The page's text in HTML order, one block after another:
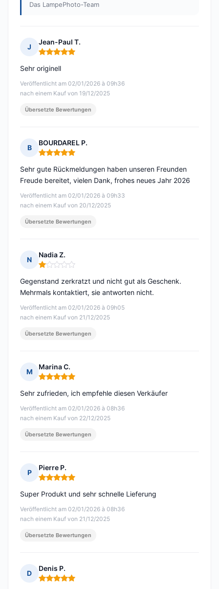
Das LampePhoto-Team
J
Jean-Paul T.
Hinweis: 5 von 5
Veröffentlicht am 02/01/2026 à 09h36
nach einem Kauf von 19/12/2025
Sehr originell
Übersetzte Bewertungen
B
BOURDAREL P.
Hinweis: 5 von 5
Veröffentlicht am 02/01/2026 à 09h33
nach einem Kauf von 20/12/2025
Sehr gute Rückmeldungen haben unseren Freunden
Freude bereitet, vielen Dank, frohes neues Jahr 2026
Übersetzte Bewertungen
N
Nadia Z.
Hinweis: 1 von 5
Veröffentlicht am 02/01/2026 à 09h05
nach einem Kauf von 21/12/2025
Gegenstand zerkratzt und nicht gut als Geschenk.
Mehrmals kontaktiert, sie antworten nicht.
Übersetzte Bewertungen
M
Marina C.
Hinweis: 5 von 5
Veröffentlicht am 02/01/2026 à 08h36
nach einem Kauf von 22/12/2025
Sehr zufrieden, ich empfehle diesen Verkäufer
Übersetzte Bewertungen
P
Pierre P.
Hinweis: 5 von 5
Veröffentlicht am 02/01/2026 à 08h36
nach einem Kauf von 21/12/2025
Super Produkt und sehr schnelle Lieferung
Übersetzte Bewertungen
D
Denis P.
Hinweis: 5 von 5